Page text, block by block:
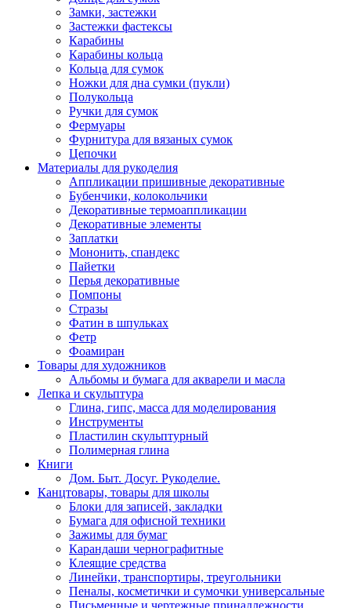
Замки, застежки
Застежки фастексы
Карабины
Карабины кольца
Кольца для сумок
Ножки для дна сумки (пукли)
Полукольца
Ручки для сумок
Фермуары
Фурнитура для вязаных сумок
Цепочки
Материалы для рукоделия
Аппликации пришивные декоративные
Бубенчики, колокольчики
Декоративные термоаппликации
Декоративные элементы
Заплатки
Мононить, спандекс
Пайетки
Перья декоративные
Помпоны
Стразы
Фатин в шпульках
Фетр
Фоамиран
Товары для художников
Альбомы и бумага для акварели и масла
Лепка и скульптура
Глина, гипс, масса для моделирования
Инструменты
Пластилин скульптурный
Полимерная глина
Книги
Дом. Быт. Досуг. Рукоделие.
Канцтовары, товары для школы
Блоки для записей, закладки
Бумага для офисной техники
Зажимы для бумаг
Карандаши чернографитные
Клеящие средства
Линейки, транспортиры, треугольники
Пеналы, косметички и сумочки универсальные
Письменные и чертежные принадлежности